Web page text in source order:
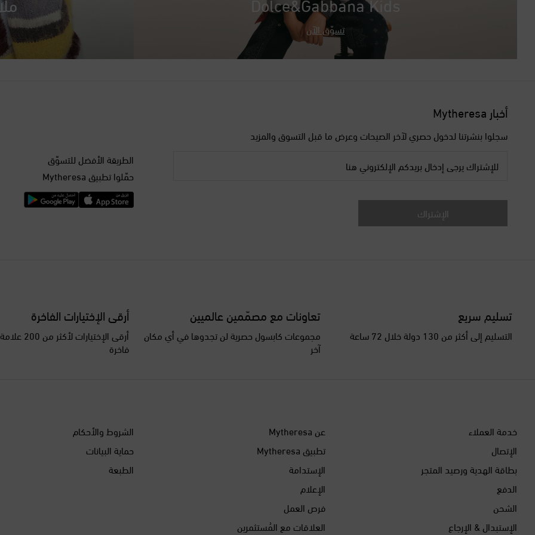
تسوّق الآن
أخبار Mytheresa
سجلوا بنشرتنا لدخول حصري لآخر الصيحات وعرض ما قبل التسوق والمزيد
للإشتراك يرجى إدخال بريدكم الإلكتروني هنا
الإشتراك
الطريقة الأفضل للتسوّق
حمّلوا تطبيق Mytheresa
تسليم سريع
التسليم إلى أكثر من 130 دولة خلال 72 ساعة
تعاونات مع مصمّمين عالميين
مجموعات كابسول حصرية لن تجدوها في أي مكان
آخر
أرقى الإختيارات الفاخرة
أرقى
فاخرة
خدمة العملاء
الإتصال
بطاقة الهدية ورصيد المتجر
الدفع
الشحن
الإستبدال & الإرجاع
عن Mytheresa
تطبيق Mytheresa
الإستدامة
الإعلام
فرص العمل
العلاقات مع المُستثمرين
الشروط والأحكام
حماية البيانات
الطبعة